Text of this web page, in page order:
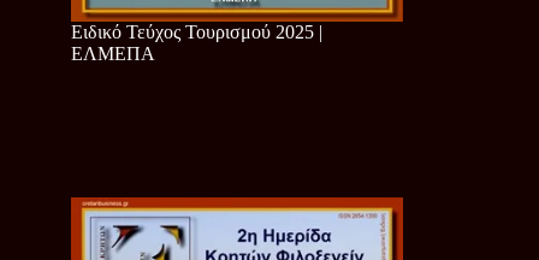
Ειδικό Τεύχος Τουρισμού 2025 |
ΕΛΜΕΠΑ